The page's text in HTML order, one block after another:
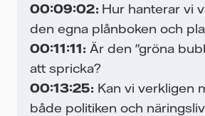
00:09:02: Hur hanterar vi
den egna plånboken och
00:11:11: Är den "gröna
att spricka?
00:13:25: Kan vi verkligen
både politiken och